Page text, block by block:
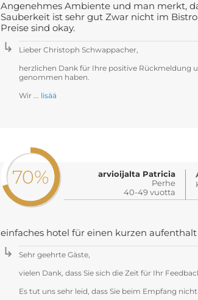
Angenehmes Ambiente und man merkt,
Sauberkeit ist sehr gut Zwar nicht im
Preise sind okay.
Lieber Christoph Schwappacher,
herzlichen Dank für Ihre positive Rückmeldung
genommen haben.
Wir ... lisää
70%
arvioijalta Patricia
Perhe
40-49 vuotta
einfaches hotel für einen kurzen
Sehr geehrte Gäste,
vielen Dank, dass Sie sich die Zeit für Ihr
Es tut uns sehr leid, dass Sie beim Empfang nicht